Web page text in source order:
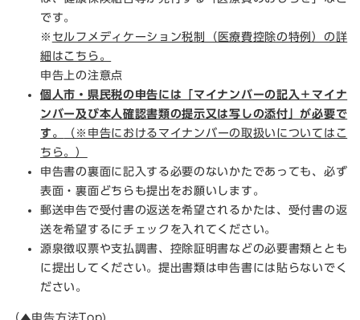
です。
※ セルフメディケーション税制（医療費控除の特例）の詳
細はこちら。
申告上の注意点
個人市・県民税の申告には「マイナンバーの記入＋マイナ
ンバー及び本人確認書類の提示又は写しの添付」が必要で
す。
（※申告におけるマイナンバーの取扱いについてはこ
ちら。）
申告書の裏面に記入する必要のないかたであっても、必ず
表面・裏面どちらも提出をお願いします。
郵送申告で受付書の返送を希望されるかたは、受付書の返
送を希望するにチェックを入れてください。
源泉徴収票や支払調書、控除証明書などの必要書類ととも
に提出してください。提出書類は申告書には貼らないでく
ださい。
（▲申告方法Top)